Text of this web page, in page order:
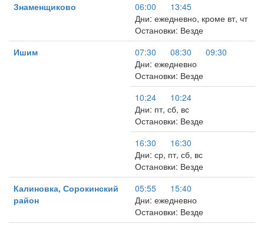
Знаменщиково
06:00
13:45
Дни: ежедневно, кроме вт, чт
Остановки: Везде
Ишим
07:30 08:30
09:30
Дни: ежедневно
Остановки: Везде
10:24
10:24
Дни: пт, сб, вс
Остановки: Везде
16:30
16:30
Дни: ср, пт, сб, вс
Остановки: Везде
Калиновка, Сорокинский
район
05:55
15:40
Дни: ежедневно
Остановки: Везде